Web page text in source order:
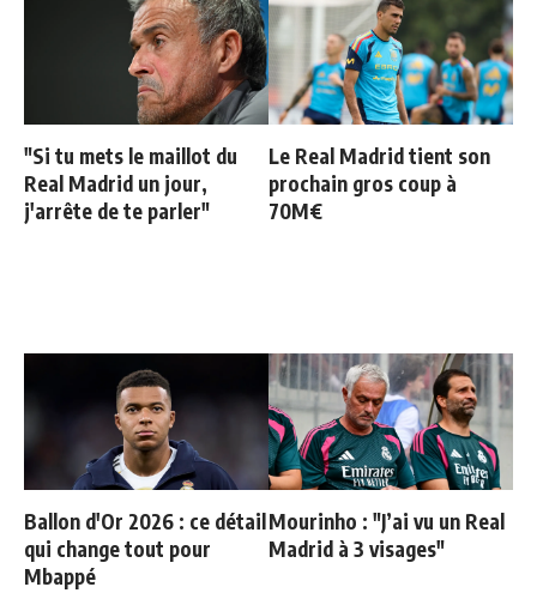
"Si tu mets le maillot du
Real Madrid un jour,
j'arrête de te parler"
Le Real Madrid tient son
prochain gros coup à
70M€
Ballon d'Or 2026 : ce détail
qui change tout pour
Mbappé
Mourinho : "J’ai vu un Real
Madrid à 3 visages"